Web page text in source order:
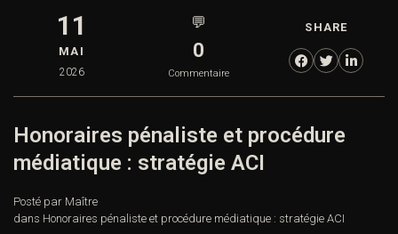
11
MAI
2026
💬
0
Commentaire
SHARE
Honoraires pénaliste et procédure
médiatique : stratégie ACI
Posté par Maître
dans Honoraires pénaliste et procédure médiatique : stratégie ACI